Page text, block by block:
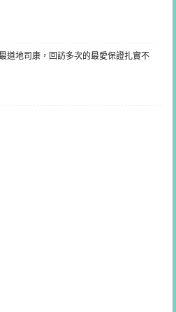
道地司康，回訪多次的最愛保證扎實不